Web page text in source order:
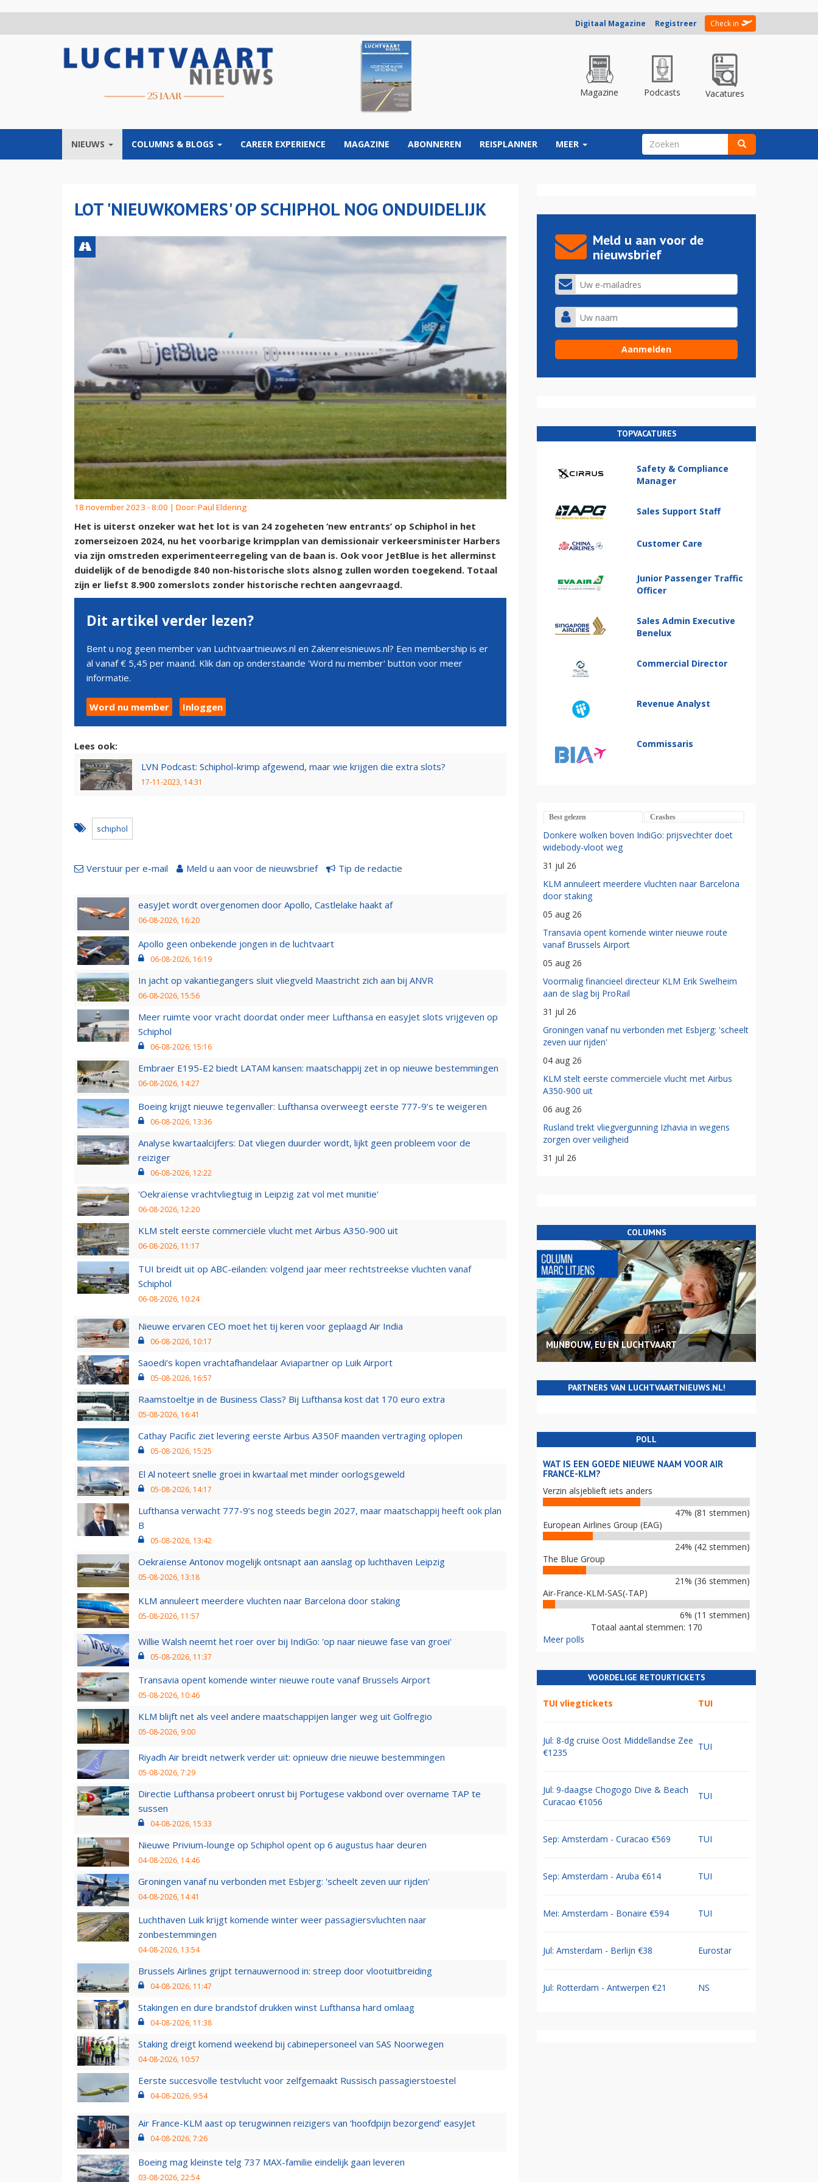
Digitaal Magazine Registreer Check in
Magazine Podcasts Vacatures
NIEUWS COLUMNS & BLOGS CAREER EXPERIENCE MAGAZINE ABONNEREN REISPLANNER MEER ZOEKVELD
LOT 'NIEUWKOMERS' OP SCHIPHOL NOG ONDUIDELIJK
18 november 2023 - 8:00 | Door: Paul Eldering
Het is uiterst onzeker wat het lot is van 24 zogeheten ‘new entrants’ op Schiphol in het
zomerseizoen 2024, nu het voorbarige krimpplan van demissionair verkeersminister Harbers
via zijn omstreden experimenteerregeling van de baan is. Ook voor JetBlue is het allerminst
duidelijk of de benodigde 840 non-historische slots alsnog zullen worden toegekend. Totaal
zijn er liefst 8.900 zomerslots zonder historische rechten aangevraagd.
Dit artikel verder lezen?
Bent u nog geen member van Luchtvaartnieuws.nl en Zakenreisnieuws.nl? Een membership is er
al vanaf € 5,45 per maand. Klik dan op onderstaande 'Word nu member' button voor meer
informatie.
Word nu member Inloggen
Lees ook:
LVN Podcast: Schiphol-krimp afgewend, maar wie krijgen die extra slots?
17-11-2023, 14:31
schiphol
Verstuur per e-mail Meld u aan voor de nieuwsbrief Tip de redactie
easyJet wordt overgenomen door Apollo, Castlelake haakt af
06-08-2026, 16:20
Apollo geen onbekende jongen in de luchtvaart
06-08-2026, 16:19
In jacht op vakantiegangers sluit vliegveld Maastricht zich aan bij ANVR
06-08-2026, 15:56
Meer ruimte voor vracht doordat onder meer Lufthansa en easyJet slots vrijgeven op
Schiphol
06-08-2026, 15:16
Embraer E195-E2 biedt LATAM kansen: maatschappij zet in op nieuwe bestemmingen
06-08-2026, 14:27
Boeing krijgt nieuwe tegenvaller: Lufthansa overweegt eerste 777-9’s te weigeren
06-08-2026, 13:36
Analyse kwartaalcijfers: Dat vliegen duurder wordt, lijkt geen probleem voor de
reiziger
06-08-2026, 12:22
'Oekraïense vrachtvliegtuig in Leipzig zat vol met munitie'
06-08-2026, 12:20
KLM stelt eerste commerciële vlucht met Airbus A350-900 uit
06-08-2026, 11:17
TUI breidt uit op ABC-eilanden: volgend jaar meer rechtstreekse vluchten vanaf
Schiphol
06-08-2026, 10:24
Nieuwe ervaren CEO moet het tij keren voor geplaagd Air India
06-08-2026, 10:17
Saoedi’s kopen vrachtafhandelaar Aviapartner op Luik Airport
05-08-2026, 16:57
Raamstoeltje in de Business Class? Bij Lufthansa kost dat 170 euro extra
05-08-2026, 16:41
Cathay Pacific ziet levering eerste Airbus A350F maanden vertraging oplopen
05-08-2026, 15:25
El Al noteert snelle groei in kwartaal met minder oorlogsgeweld
05-08-2026, 14:17
Lufthansa verwacht 777-9’s nog steeds begin 2027, maar maatschappij heeft ook plan
B
05-08-2026, 13:42
Oekraïense Antonov mogelijk ontsnapt aan aanslag op luchthaven Leipzig
05-08-2026, 13:18
KLM annuleert meerdere vluchten naar Barcelona door staking
05-08-2026, 11:57
Willie Walsh neemt het roer over bij IndiGo: 'op naar nieuwe fase van groei'
05-08-2026, 11:37
Transavia opent komende winter nieuwe route vanaf Brussels Airport
05-08-2026, 10:46
KLM blijft net als veel andere maatschappijen langer weg uit Golfregio
05-08-2026, 9:00
Riyadh Air breidt netwerk verder uit: opnieuw drie nieuwe bestemmingen
05-08-2026, 7:29
Directie Lufthansa probeert onrust bij Portugese vakbond over overname TAP te
sussen
04-08-2026, 15:33
Nieuwe Privium-lounge op Schiphol opent op 6 augustus haar deuren
04-08-2026, 14:46
Groningen vanaf nu verbonden met Esbjerg: 'scheelt zeven uur rijden'
04-08-2026, 14:41
Luchthaven Luik krijgt komende winter weer passagiersvluchten naar
zonbestemmingen
04-08-2026, 13:54
Brussels Airlines grijpt ternauwernood in: streep door vlootuitbreiding
04-08-2026, 11:47
Stakingen en dure brandstof drukken winst Lufthansa hard omlaag
04-08-2026, 11:38
Staking dreigt komend weekend bij cabinepersoneel van SAS Noorwegen
04-08-2026, 10:57
Eerste succesvolle testvlucht voor zelfgemaakt Russisch passagierstoestel
04-08-2026, 9:54
Air France-KLM aast op terugwinnen reizigers van ‘hoofdpijn bezorgend’ easyJet
04-08-2026, 7:26
Boeing mag kleinste telg 737 MAX-familie eindelijk gaan leveren
03-08-2026, 22:54
Meld u aan voor de
nieuwsbrief
TOPVACATURES
Safety & Compliance
Manager
Sales Support Staff
Customer Care
Junior Passenger Traffic
Officer
Sales Admin Executive
Benelux
Commercial Director
Revenue Analyst
Commissaris
Best gelezen Crashes
Donkere wolken boven IndiGo: prijsvechter doet
widebody-vloot weg
31 jul 26
KLM annuleert meerdere vluchten naar Barcelona
door staking
05 aug 26
Transavia opent komende winter nieuwe route
vanaf Brussels Airport
05 aug 26
Voormalig financieel directeur KLM Erik Swelheim
aan de slag bij ProRail
31 jul 26
Groningen vanaf nu verbonden met Esbjerg: 'scheelt
zeven uur rijden'
04 aug 26
KLM stelt eerste commerciële vlucht met Airbus
A350-900 uit
06 aug 26
Rusland trekt vliegvergunning Izhavia in wegens
zorgen over veiligheid
31 jul 26
COLUMNS
MIJNBOUW, EU EN LUCHTVAART
PARTNERS VAN LUCHTVAARTNIEUWS.NL!
POLL
WAT IS EEN GOEDE NIEUWE NAAM VOOR AIR
FRANCE-KLM?
Verzin alsjeblieft iets anders
47% (81 stemmen)
European Airlines Group (EAG)
24% (42 stemmen)
The Blue Group
21% (36 stemmen)
Air-France-KLM-SAS(-TAP)
6% (11 stemmen)
Totaal aantal stemmen: 170
Meer polls
VOORDELIGE RETOURTICKETS
TUI vliegtickets TUI
Jul: 8-dg cruise Oost Middellandse Zee
€1235
TUI
Jul: 9-daagse Chogogo Dive & Beach
Curacao €1056
TUI
Sep: Amsterdam - Curacao €569 TUI
Sep: Amsterdam - Aruba €614 TUI
Mei: Amsterdam - Bonaire €594 TUI
Jul: Amsterdam - Berlijn €38 Eurostar
Jul: Rotterdam - Antwerpen €21 NS